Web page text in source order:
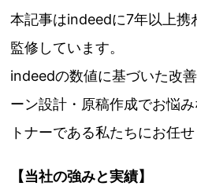
本記事はindeedに7年以上携
監修しています。
indeedの数値に基づいた改
ーン設計・原稿作成でお悩
トナーである私たちにお任せ
【当社の強みと実績】